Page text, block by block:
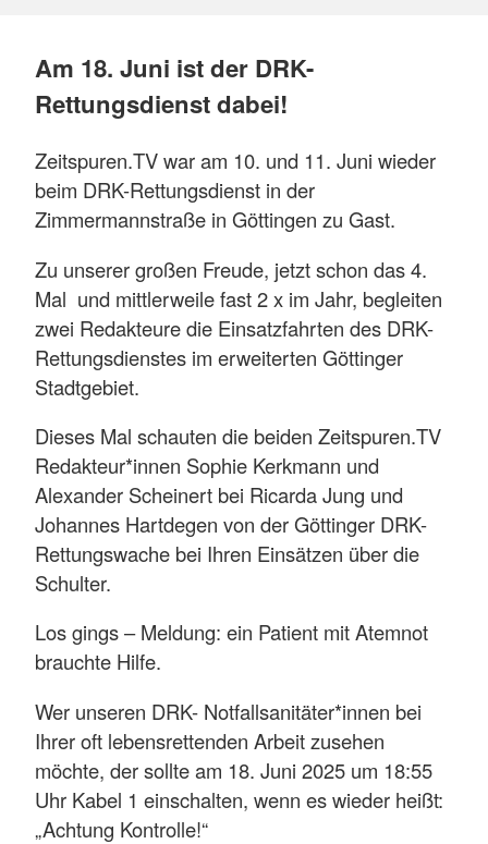
Am 18. Juni ist der DRK-
Rettungsdienst dabei!
Zeitspuren.TV war am 10. und 11. Juni wieder
beim DRK-Rettungsdienst in der
Zimmermannstraße in Göttingen zu Gast.
Zu unserer großen Freude, jetzt schon das 4.
Mal und mittlerweile fast 2 x im Jahr, begleiten
zwei Redakteure die Einsatzfahrten des DRK-
Rettungsdienstes im erweiterten Göttinger
Stadtgebiet.
Dieses Mal schauten die beiden Zeitspuren.TV
Redakteur*innen Sophie Kerkmann und
Alexander Scheinert bei Ricarda Jung und
Johannes Hartdegen von der Göttinger DRK-
Rettungswache bei Ihren Einsätzen über die
Schulter.
Los gings – Meldung: ein Patient mit Atemnot
brauchte Hilfe.
Wer unseren DRK- Notfallsanitäter*innen bei
Ihrer oft lebensrettenden Arbeit zusehen
möchte, der sollte am 18. Juni 2025 um 18:55
Uhr Kabel 1 einschalten, wenn es wieder heißt:
„Achtung Kontrolle!“